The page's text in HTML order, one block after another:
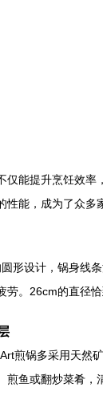
仅能提升烹饪效
能，成为了众多
形设计，锅身线
劳。26cm的直径
煎锅多采用天然
鱼或翻炒菜肴，